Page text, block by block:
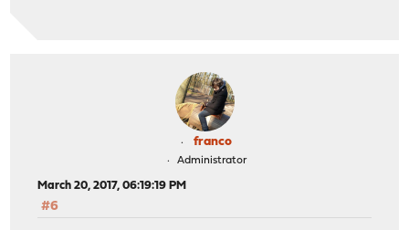
franco
Administrator
March 20, 2017, 06:19:19 PM
#6